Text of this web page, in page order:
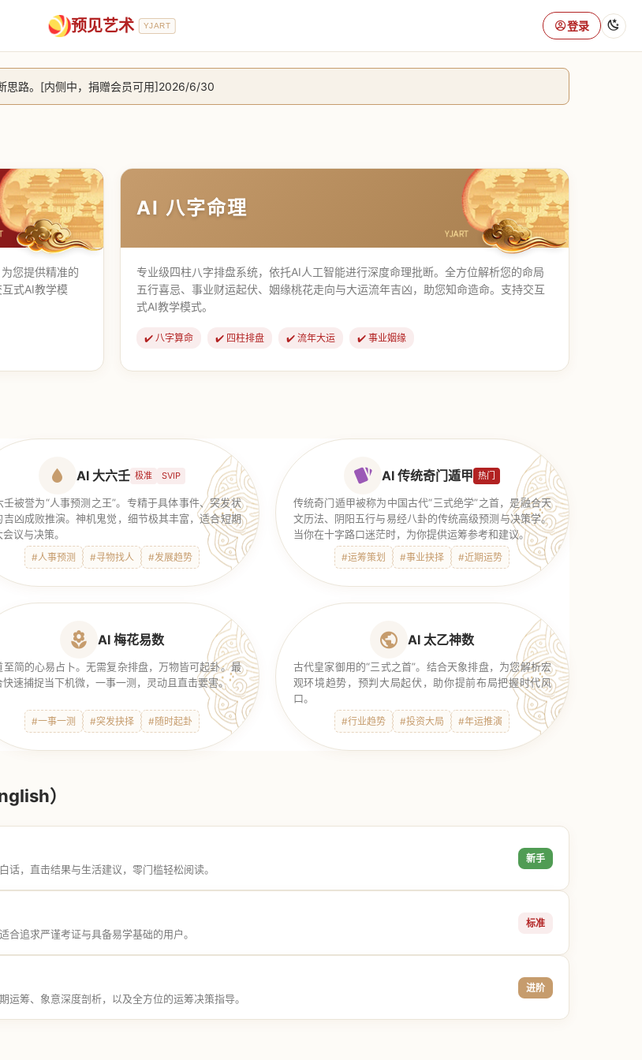
预见艺术 YJART 登录
思路。[内侧中，捐赠会员可用]2026/6/30
册。2026/6/27
25日 2026/2/25
您提供精准的
式AI教学模
】
AI 八字命理
专业级四柱八字排盘系统，依托AI人工智能进行深度命理批断。全方位解析您的命局
五行喜忌、事业财运起伏、姻缘桃花走向与大运流年吉凶，助您知命造命。支持交互
式AI教学模式。
✔️ 八字算命 ✔️ 四柱排盘 ✔️ 流年大运 ✔️ 事业姻缘
AI 大六壬 极准 SVIP
壬被誉为“人事预测之王”。专精于具体事件、突发状
吉凶成败推演。神机鬼觉，细节极其丰富，适合短期
议与决策。
#人事预测 #寻物找人 #发展趋势
AI 传统奇门遁甲 热门
传统奇门遁甲被称为中国古代“三式绝学”之首，是融合天
文历法、阴阳五行与易经八卦的传统高级预测与决策学。
当你在十字路口迷茫时，为你提供运筹参考和建议。
#运筹策划 #事业抉择 #近期运势
AI 梅花易数
至简的心易占卜。无需复杂排盘，万物皆可起卦。最
快速捕捉当下机微，一事一测，灵动且直击要害。
#一事一测 #突发抉择 #随时起卦
AI 太乙神数
古代皇家御用的“三式之首”。结合天象排盘，为您解析宏
观环境趋势，预判大局起伏，助你提前布局把握时代风
口。
#行业趋势 #投资大局 #年运推演
）
，直击结果与生活建议，零门槛轻松阅读。
新手
追求严谨考证与具备易学基础的用户。
标准
筹、象意深度剖析，以及全方位的运筹决策指导。
进阶